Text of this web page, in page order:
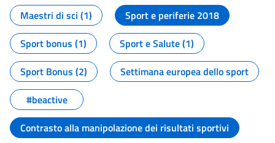
Maestri di sci (1)
Sport e periferie 2018
Sport bonus (1)
Sport e Salute (1)
Sport Bonus (2)
Settimana europea dello sport
#beactive
Contrasto alla manipolazione dei risultati sportivi